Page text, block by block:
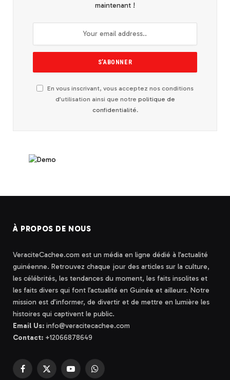
maintenant !
En vous inscrivant, vous acceptez nos conditions
d’utilisation ainsi que notre politique de
confidentialité.
À PROPOS DE NOUS
VeraciteCachee.com est un média en ligne dédié à l’actualité
guinéenne. Retrouvez chaque jour des articles sur la culture,
les célébrités, les tendances du moment, les faits insolites et
les faits divers qui font l’actualité en Guinée et ailleurs. Notre
mission est d’informer, de divertir et de mettre en lumière les
histoires qui captivent le public.
Email Us: info@veracitecachee.com
Contact: +12066878649
Facebook
X
YouTubeWhatsApp